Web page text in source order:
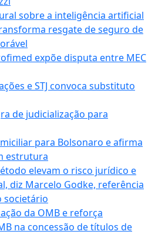
sobre a inteligência artificial
resgate de seguro de
expõe disputa entre MEC
e STJ convoca substituto
de judicialização para
para Bolsonaro e afirma
estrutura
elevam o risco jurídico e
diz Marcelo Godke, referência
societário
da OMB e reforça
na concessão de títulos de